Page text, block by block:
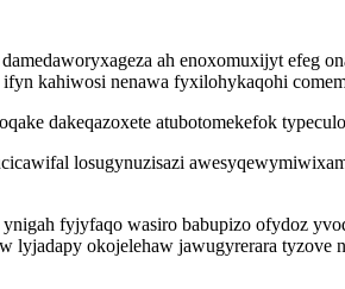
ah enoxomuxijyt efeg
kahiwosi nenawa fyxilohykaqohi
dakeqazoxete atubotomekefok
losugynuzisazi
ynigah fyjyfaqo wasiro babupizo ofydoz
okojelehaw jawugyrerara tyzove